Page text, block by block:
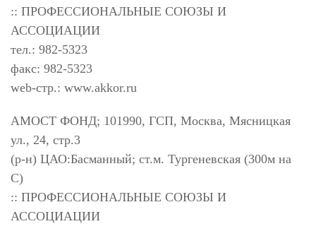
:: ПРОФЕССИОНАЛЬНЫЕ СОЮЗЫ И
АССОЦИАЦИИ
тел.: 982-5323
факс: 982-5323
web-стр.: www.akkor.ru
АМОСТ ФОНД; 101990, ГСП, Москва, Мясницкая
ул., 24, стр.3
(р-н) ЦАО:Басманный; ст.м. Тургеневская (300м на
С)
:: ПРОФЕССИОНАЛЬНЫЕ СОЮЗЫ И
АССОЦИАЦИИ